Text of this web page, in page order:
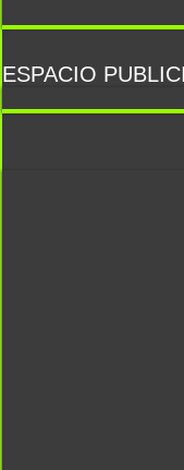
ESPACIO